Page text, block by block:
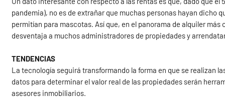
pandemia), no es de extrañar que muchas personas hayan dicho
permitían para mascotas. Así que, en el panorama de alquiler
desventaja a muchos administradores de propiedades y
TENDENCIAS
La tecnología seguirá transformando la forma en que se realizan
datos para determinar el valor real de las propiedades serán
asesores inmobiliarios.